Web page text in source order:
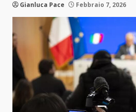
Gianluca Pace Febbraio 7, 2026